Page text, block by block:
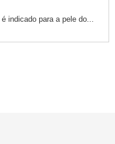
indicado para a pele do...